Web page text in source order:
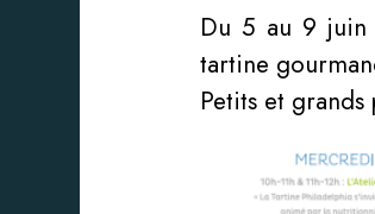
Du 5 au 9 juin
tartine
Petits et